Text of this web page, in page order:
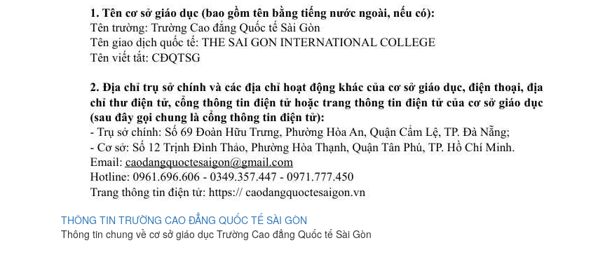
THÔNG TIN TRƯỜNG CAO ĐẲNG QUỐC TẾ SÀI GÒN
Thông tin chung về cơ sở giáo dục Trường Cao đẳng Quốc tế Sài Gòn